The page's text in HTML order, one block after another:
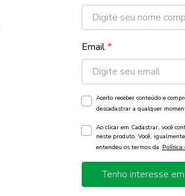
Email*
Aceito receber conteúdo e
descadastrar a qualquer
Ao clicar em Cadastrar, você
neste produto. Você,
entendeu os termos da Política
Tenho interesse